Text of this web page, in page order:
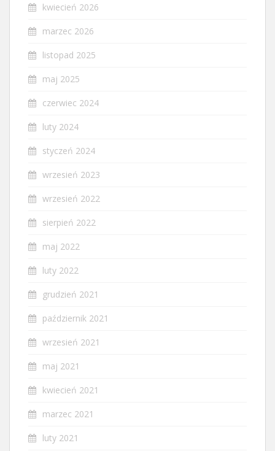
kwiecień 2026
marzec 2026
listopad 2025
maj 2025
czerwiec 2024
luty 2024
styczeń 2024
wrzesień 2023
wrzesień 2022
sierpień 2022
maj 2022
luty 2022
grudzień 2021
październik 2021
wrzesień 2021
maj 2021
kwiecień 2021
marzec 2021
luty 2021